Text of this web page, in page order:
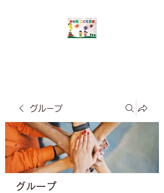
グループ
グループ